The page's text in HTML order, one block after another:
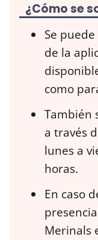
¿Cómo se
Se
de la
como
También
a través
lunes a
horas.
En caso
Merinals